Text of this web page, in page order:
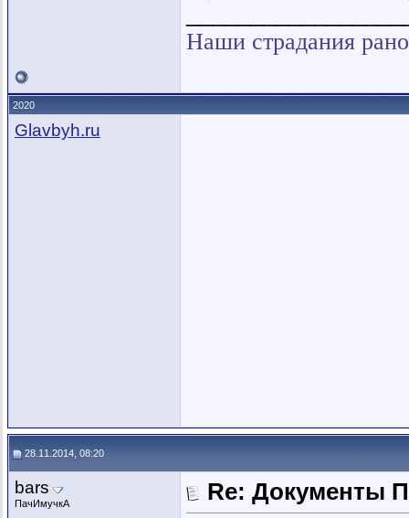
Наши страдания
2020
Glavbyh.ru
28.11.2014, 08:20
bars
ПачИмучкА Re: Документы